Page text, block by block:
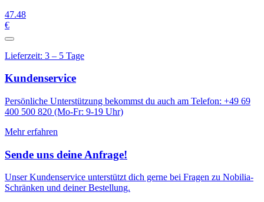
47.48
€
Lieferzeit: 3 – 5 Tage
Kundenservice
Persönliche Unterstützung bekommst du auch am Telefon: +49 69
400 500 820 (Mo-Fr: 9-19 Uhr)
Mehr erfahren
Sende uns deine Anfrage!
Unser Kundenservice unterstützt dich gerne bei Fragen zu Nobilia-
Schränken und deiner Bestellung.